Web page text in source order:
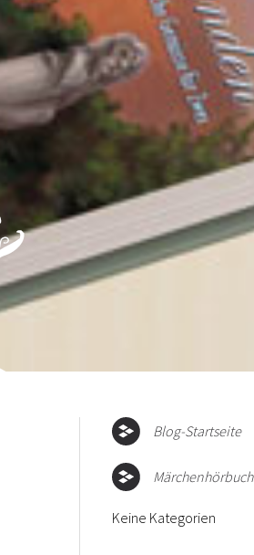
Blog-Startseite
Märchenhörbuch
Keine Kategorien